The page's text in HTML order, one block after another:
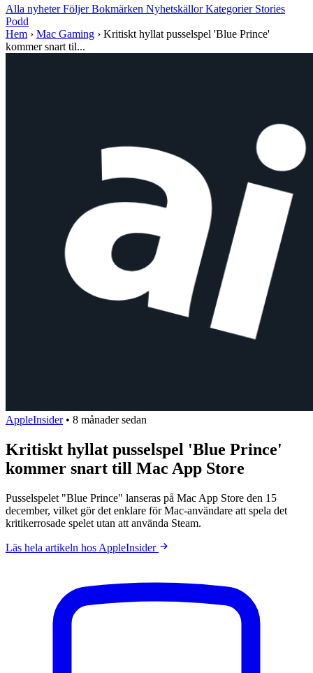
Alla nyheterFöljerBokmärken NyhetskällorKategorier Stories
Podd
Hem › Mac Gaming › Kritiskt hyllat pusselspel 'Blue Prince'
kommer snart til...
AppleInsider • 8 månader sedan
Kritiskt hyllat pusselspel 'Blue Prince'
kommer snart till Mac App Store
Pusselspelet "Blue Prince" lanseras på Mac App Store den 15
december, vilket gör det enklare för Mac-användare att spela det
kritikerrosade spelet utan att använda Steam.
Läs hela artikeln hos AppleInsider